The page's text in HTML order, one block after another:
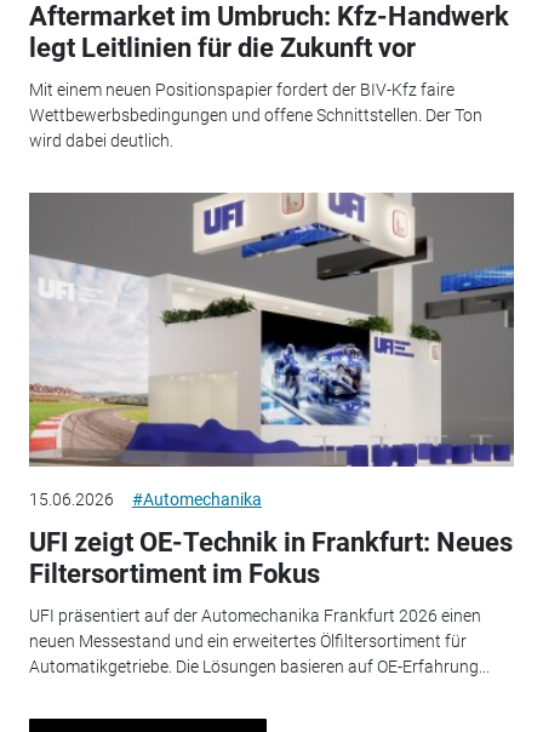
Aftermarket im Umbruch: Kfz-Handwerk
legt Leitlinien für die Zukunft vor
Mit einem neuen Positionspapier fordert der BIV-Kfz faire
Wettbewerbsbedingungen und offene Schnittstellen. Der Ton
wird dabei deutlich.
15.06.2026 #Automechanika
UFI zeigt OE-Technik in Frankfurt: Neues
Filtersortiment im Fokus
UFI präsentiert auf der Automechanika Frankfurt 2026 einen
neuen Messestand und ein erweitertes Ölfiltersortiment für
Automatikgetriebe. Die Lösungen basieren auf OE-Erfahrung...